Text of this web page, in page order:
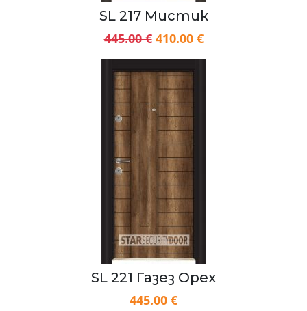
SL 217 Мистик
445.00 €410.00 €
SL 221 Газез Орех
445.00 €